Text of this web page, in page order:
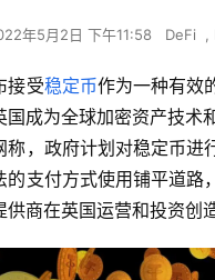
年5月2日 下午11:58 DeFi ,
接受稳定币作为一种有效
成为全球加密资产技术
称，政府计划对稳定币进
的支付方式使用铺平道路
商在英国运营和投资创